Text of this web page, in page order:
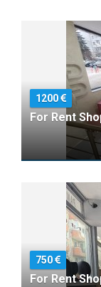
1200
For Rent
750
For Rent